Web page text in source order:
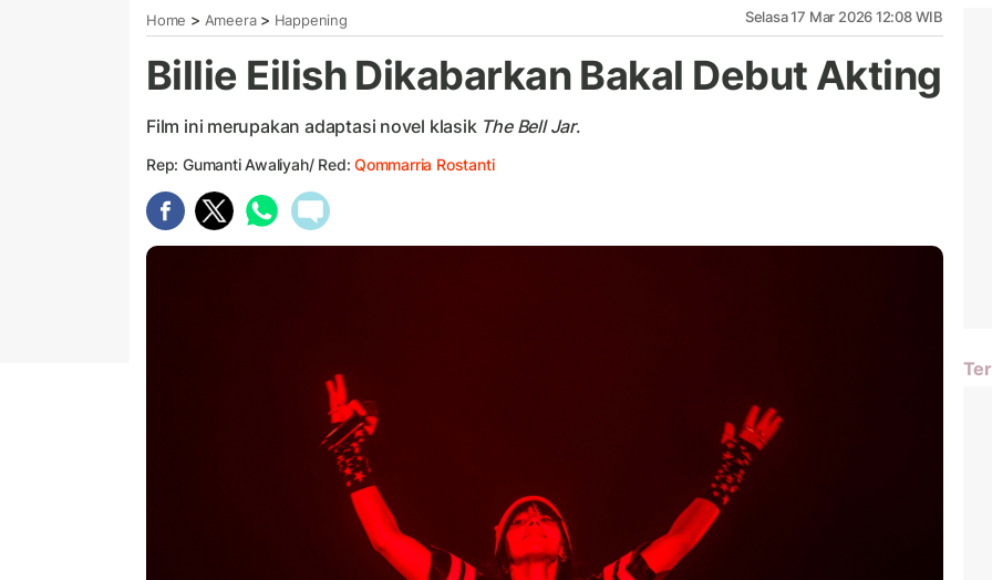
Home > Ameera> Happening Selasa 17 Mar 2026 12:08 WIB
Billie Eilish Dikabarkan Bakal Debut Akting
Film ini merupakan adaptasi novel klasik The Bell Jar.
Rep: Gumanti Awaliyah/ Red:Qommarria Rostanti